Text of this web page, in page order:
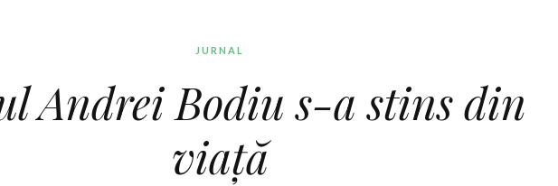
JURNAL
Andrei Bodiu s-a stins din
viaţă